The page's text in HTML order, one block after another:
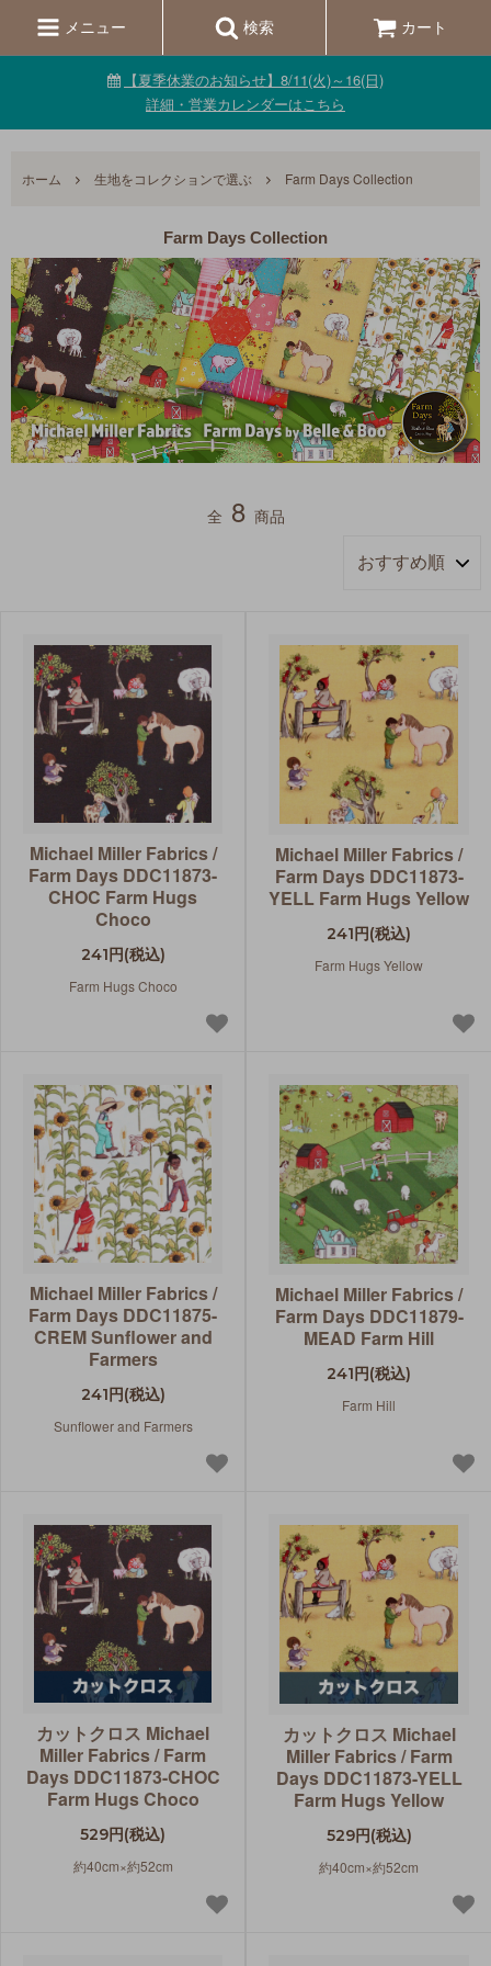
メニュー 検索 カート
【夏季休業のお知らせ】8/11(火)～16(日)
詳細・営業カレンダーはこちら
ホーム 生地をコレクションで選ぶ Farm Days Collection
Farm Days Collection
全 8 商品
Michael Miller Fabrics /
Farm Days DDC11873-
CHOC Farm Hugs
Choco
241円(税込)
Farm Hugs Choco
Michael Miller Fabrics /
Farm Days DDC11873-
YELL Farm Hugs Yellow
241円(税込)
Farm Hugs Yellow
Michael Miller Fabrics /
Farm Days DDC11875-
CREM Sunflower and
Farmers
241円(税込)
Sunflower and Farmers
Michael Miller Fabrics /
Farm Days DDC11879-
MEAD Farm Hill
241円(税込)
Farm Hill
カットクロス Michael
Miller Fabrics / Farm
Days DDC11873-CHOC
Farm Hugs Choco
529円(税込)
約40cm×約52cm
カットクロス Michael
Miller Fabrics / Farm
Days DDC11873-YELL
Farm Hugs Yellow
529円(税込)
約40cm×約52cm